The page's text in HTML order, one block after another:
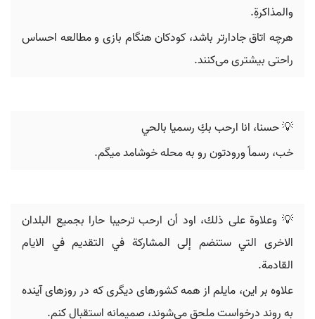
والمذاكرةِ.
هرچه اتاق جادارتر باشد، کودکان هنگام بازی و مطالعه احساس
راحتی بیشتری می‌کنند.
💡 حسنا، انا ارحب بكِ رسميا بالحي
خب، رسماً ورودتون رو به محله خوشامد میگم.
💡 وعلاوة على ذلك، اود أن ارحب ترحيبا حارا بجميع البلدان
الاخرى التي ستنضم إلى المشاركة في التقديم في الايام
القادمة.
علاوه بر این، مایلم از همه کشورهای دیگری که در روزهای آینده
به روند درخواست ملحق می‌شوند، صمیمانه استقبال کنم.